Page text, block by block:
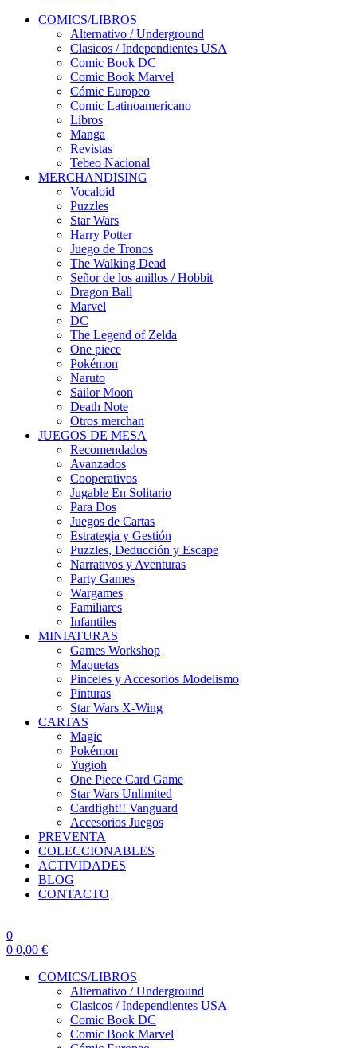
COMICS/LIBROS
Alternativo / Underground
Clasicos / Independientes USA
Comic Book DC
Comic Book Marvel
Cómic Europeo
Comic Latinoamericano
Libros
Manga
Revistas
Tebeo Nacional
MERCHANDISING
Vocaloid
Puzzles
Star Wars
Harry Potter
Juego de Tronos
The Walking Dead
Señor de los anillos / Hobbit
Dragon Ball
Marvel
DC
The Legend of Zelda
One piece
Pokémon
Naruto
Sailor Moon
Death Note
Otros merchan
JUEGOS DE MESA
Recomendados
Avanzados
Cooperativos
Jugable En Solitario
Para Dos
Juegos de Cartas
Estrategia y Gestión
Puzzles, Deducción y Escape
Narrativos y Aventuras
Party Games
Wargames
Familiares
Infantiles
MINIATURAS
Games Workshop
Maquetas
Pinceles y Accesorios Modelismo
Pinturas
Star Wars X-Wing
CARTAS
Magic
Pokémon
Yugioh
One Piece Card Game
Star Wars Unlimited
Cardfight!! Vanguard
Accesorios Juegos
PREVENTA
COLECCIONABLES
ACTIVIDADES
BLOG
CONTACTO
0
0 0,00 €
COMICS/LIBROS
Alternativo / Underground
Clasicos / Independientes USA
Comic Book DC
Comic Book Marvel